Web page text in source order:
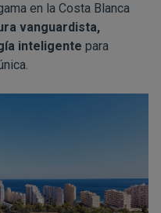
en la Costa Blanca
vanguardista,
inteligente para